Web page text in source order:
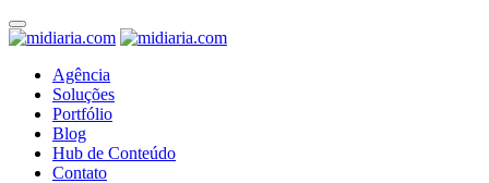
Agência
Soluções
Portfólio
Blog
Hub de Conteúdo
Contato